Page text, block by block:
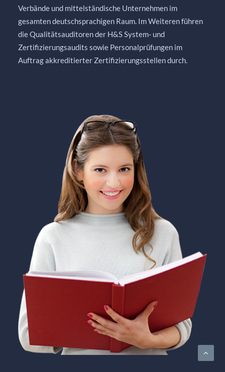
Verbände und mittelständische Unternehmen im
gesamten deutschsprachigen Raum. Im Weiteren führen
die Qualitätsauditoren der H&S System- und
Zertifizierungsaudits sowie Personalprüfungen im
Auftrag akkreditierter Zertifizierungsstellen durch.